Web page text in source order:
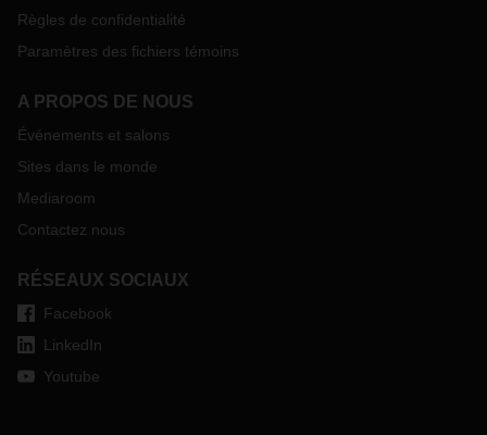
Règles de confidentialité
Paramètres des fichiers témoins
A PROPOS DE NOUS
Événements et salons
Sites dans le monde
Mediaroom
Contactez nous
RÉSEAUX SOCIAUX
Facebook
LinkedIn
Youtube